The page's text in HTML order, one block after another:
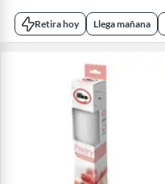
Retira hoy Llega mañana